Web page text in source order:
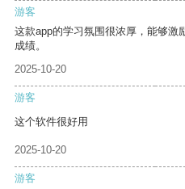
游客
这款app的学习氛围很浓厚，能够激
成绩。
2025-10-20
游客
这个软件很好用
2025-10-20
游客